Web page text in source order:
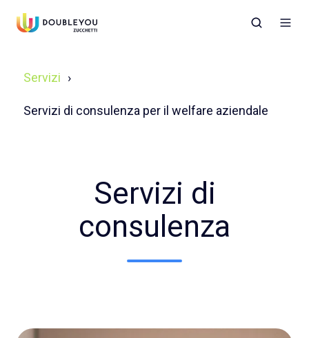
Servizi
Servizi di consulenza per il welfare aziendale
Servizi di
consulenza